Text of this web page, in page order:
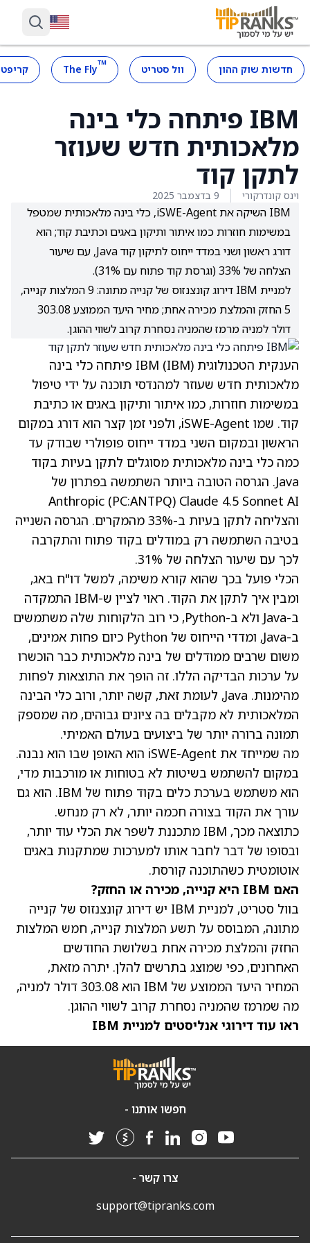
חדשות שוק ההון וול סטריט ™
The Fly
IBM פיתחה כלי בינה
מלאכותית חדש שעוזר
לתקן קוד
וינס קונדרקורי 9 בדצמבר 2025
IBM השיקה את iSWE-Agent, כלי בינה מלאכותית שמטפל
במשימות חוזרות כמו איתור ותיקון באגים וכתיבת קוד; הוא
דורג ראשון ושני במדד ייחוס לתיקון קוד Java, עם שיעור
הצלחה של 33% (וגרסת קוד פתוח עם 31%).
למניית IBM דירוג קונצנזוס של קנייה מתונה: 9 המלצות קנייה,
5 החזק והמלצת מכירה אחת; מחיר היעד הממוצע 303.08
דולר למניה מרמז שהמניה נסחרת קרוב לשווי ההוגן.
הענקית הטכנולוגית IBM (IBM)
פיתחה כלי בינה
מלאכותית חדש שעוזר למהנדסי תוכנה על ידי טיפול
במשימות חוזרות, כמו איתור ותיקון באגים או כתיבת
קוד. שמו iSWE-Agent, ולפני זמן קצר הוא דורג במקום
הראשון ובמקום השני במדד ייחוס פופולרי שבודק עד
כמה כלי בינה מלאכותית מסוגלים לתקן בעיות בקוד
Java. הגרסה הטובה ביותר השתמשה בפתרון של
Anthropic (PC:ANTPQ) Claude 4.5 Sonnet AI
והצליחה לתקן בעיות ב-33% מהמקרים. הגרסה השנייה
בטיבה השתמשה רק במודלים בקוד פתוח והתקרבה
לכך עם שיעור הצלחה של 31%.
הכלי פועל בכך שהוא קורא משימה, למשל דו"ח באג,
ומבין איך לתקן את הקוד. ראוי לציין ש-IBM התמקדה
ב-Java ולא ב-Python, כי רוב הלקוחות שלה משתמשים
ב-Java, ומדדי הייחוס של Python כיום פחות אמינים,
משום שרבים ממודלים של בינה מלאכותית כבר הוכשרו
על ערכות הבדיקה הללו. זה הופך את התוצאות לפחות
מהימנות. Java, לעומת זאת, קשה יותר, ורוב כלי הבינה
המלאכותית לא מקבלים בה ציונים גבוהים, מה שמספק
תמונה ברורה יותר של ביצועים בעולם האמיתי.
מה שמייחד את iSWE-Agent הוא האופן שבו הוא נבנה.
במקום להשתמש בשיטות לא בטוחות או מורכבות מדי,
הוא משתמש בערכת כלים בקוד פתוח של IBM. הוא גם
עורך את הקוד בצורה חכמה יותר, לא רק מנחש.
כתוצאה מכך, IBM מתכננת לשפר את הכלי עוד יותר,
ובסופו של דבר לחבר אותו למערכות שמתקנות באגים
אוטומטית כשהתוכנה קורסת.
האם IBM היא קנייה, מכירה או החזק?
בוול סטריט, למניית IBM יש דירוג קונצנזוס של קנייה
מתונה, המבוסס על תשע המלצות קנייה, חמש המלצות
החזק והמלצת מכירה אחת בשלושת החודשים
האחרונים, כפי שמוצג בתרשים להלן. יתרה מזאת,
המחיר היעד הממוצע של IBM
הוא 303.08 דולר למניה,
מה שמרמז שהמניה נסחרת קרוב לשווי ההוגן.
ראו עוד דירוגי אנליסטים למניית IBM
חפשו אותנו -
צרו קשר -
support@tipranks.com